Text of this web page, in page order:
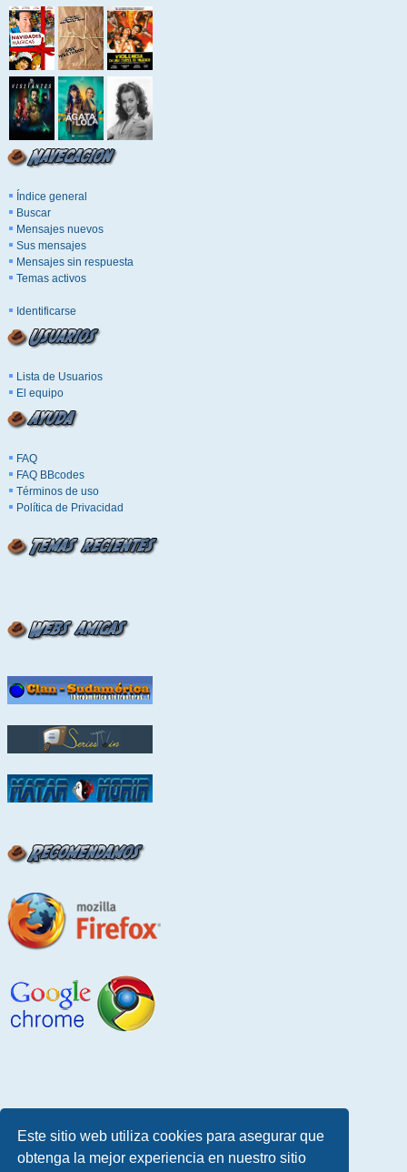
Este sitio web utiliza cookies para asegurar que
obtenga la mejor experiencia en nuestro sitio
Índice general
Buscar
Mensajes nuevos
Sus mensajes
Mensajes sin respuesta
Temas activos
Identificarse
Lista de Usuarios
El equipo
FAQ
FAQ BBcodes
Términos de uso
Política de Privacidad